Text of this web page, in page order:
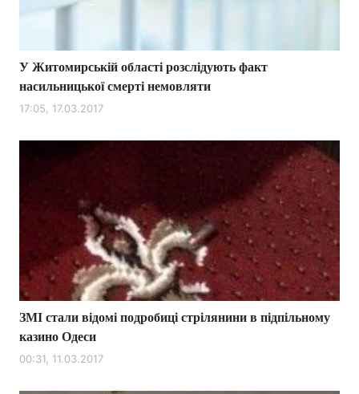
У Житомирській області розслідують факт
насильницької смерті немовляти
17:05, 17.03.2017
ЗМІ стали відомі подробиці стрілянини в підпільному
казино Одеси
00:31, 11.03.2017